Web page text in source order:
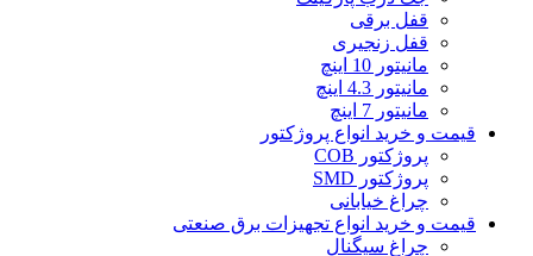
قفل برقی
قفل زنجیری
مانیتور 10 اینچ
مانیتور 4.3 اینچ
مانیتور 7 اینچ
قیمت و خرید انواع پروژکتور
پروژکتور COB
پروژکتور SMD
چراغ خیابانی
قیمت و خرید انواع تجهیزات برق صنعتی
چراغ سیگنال